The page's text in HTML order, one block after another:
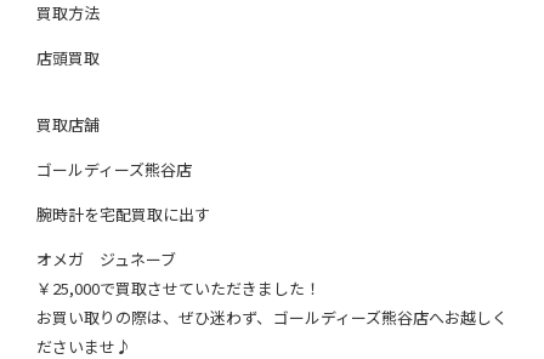
買取方法
店頭買取
買取店舗
ゴールディーズ熊谷店
腕時計を宅配買取に出す
オメガ ジュネーブ
￥25,000で買取させていただきました！
お買い取りの際は、ぜひ迷わず、ゴールディーズ熊谷店へお越しく
ださいませ♪